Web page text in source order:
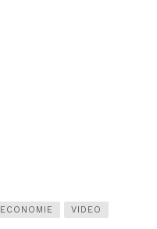
ECONOMIE VIDEO